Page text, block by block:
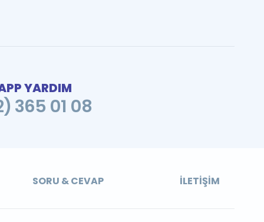
YARDIM
365 01 08
SORU & CEVAP İLETIŞIM